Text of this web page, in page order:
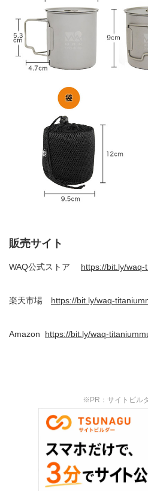
販売サイト
WAQ公式ストア https://bit.ly/
楽天市場 https://bit.ly/waq-
Amazon https://bit.ly/waq-
※PR：サイトビル